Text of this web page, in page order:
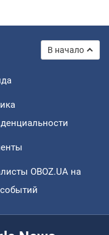
В начало
OBOZ.UA на